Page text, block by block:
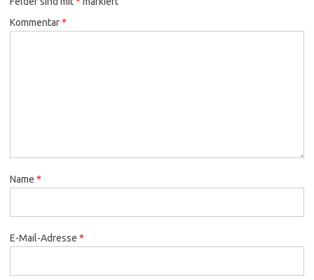
Kommentar*
Name *
E-Mail-Adresse *